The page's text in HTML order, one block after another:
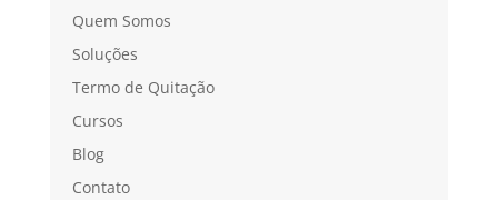
Quem Somos
Soluções
Termo de Quitação
Cursos
Blog
Contato